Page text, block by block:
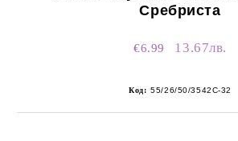
Сребриста
€6.99 13.67лв.
Код: 55/26/50/3542C-32